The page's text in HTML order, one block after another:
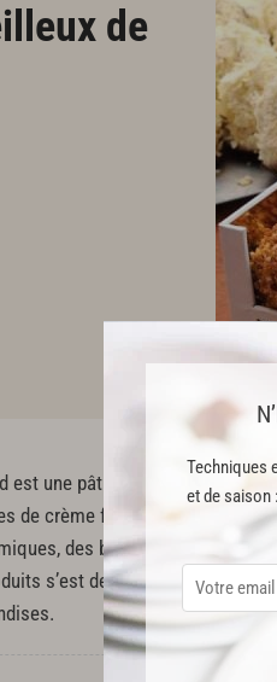
Techniques
et de saison
de
est une pâtisserie se centrant
de crème fouettée au
des brioches natures,
s’est depuis franchisé